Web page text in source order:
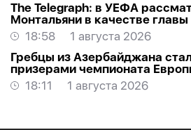
The Telegraph: в УЕФА
Монтальяни в качестве
18:58
1 августа 2026
Гребцы из Азербайджана
призерами чемпионата
18:11
1 августа 2026